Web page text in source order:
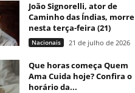
João Signorelli, ator de
Caminho das Índias, morre
nesta terça-feira (21)
Nacionais 21 de julho de 2026
Que horas começa Quem
Ama Cuida hoje? Confira o
horário da...